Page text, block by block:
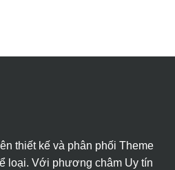
thiết kế và phân phối Theme
loại. Với phương châm Uy tín